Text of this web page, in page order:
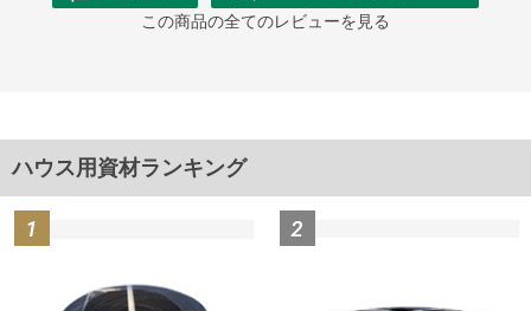
この商品の全てのレビューを見る
ハウス用資材ランキング